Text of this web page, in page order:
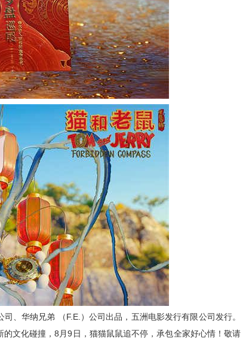
司、华纳兄弟 （F.E. ） 公司出品，五洲电影发行有限公司发行。
的文化碰撞，8月9日， 猫猫鼠鼠追不停 ，承包全家好心情！ 敬请